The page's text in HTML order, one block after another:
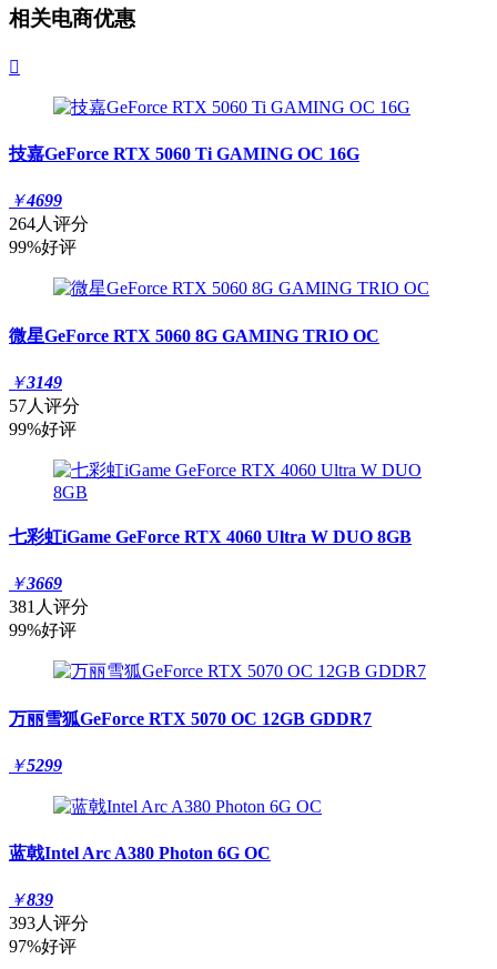
相关电商优惠

技嘉GeForce RTX 5060 Ti GAMING OC 16G
￥4699
264人评分
99%好评
微星GeForce RTX 5060 8G GAMING TRIO OC
￥3149
57人评分
99%好评
七彩虹iGame GeForce RTX 4060 Ultra W DUO 8GB
￥3669
381人评分
99%好评
万丽雪狐GeForce RTX 5070 OC 12GB GDDR7
￥5299
蓝戟Intel Arc A380 Photon 6G OC
￥839
393人评分
97%好评